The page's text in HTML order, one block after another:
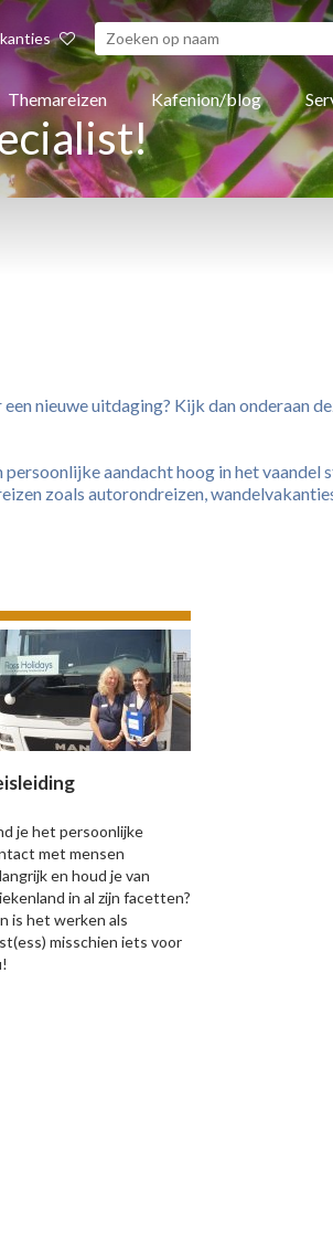
Themareizen Kafenion/blog
nieuwe uitdaging? Kijk dan onderaan
aandacht hoog in het vaandel
zoals autorondreizen,
je het persoonlijke
met mensen
en houd je van
in al zijn facetten?
is het werken als
misschien iets voor